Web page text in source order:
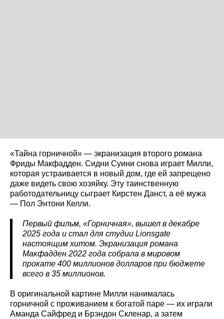
«Тайна горничной» — экранизация второго романа
Фриды Макфадден. Сидни Суини снова играет Милли,
которая устраивается в новый дом, где ей запрещено
даже видеть свою хозяйку. Эту таинственную
работодательницу сыграет Кирстен Данст, а её мужа
— Пол Энтони Келли.
Первый фильм, «Горничная», вышел в декабре
2025 года и стал для студии Lionsgate
настоящим хитом. Экранизация романа
Макфадден 2022 года собрала в мировом
прокате 400 миллионов долларов при бюджете
всего в 35 миллионов.
В оригинальной картине Милли нанималась
горничной с проживанием к богатой паре — их играли
Аманда Сайфред и Брэндон Скленар, а затем